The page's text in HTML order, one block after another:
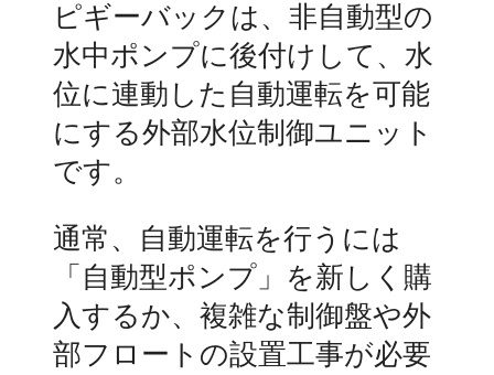
ピギーバックは、非自動型の
水中ポンプに後付けして、水
位に連動した自動運転を可能
にする外部水位制御ユニット
です。
通常、自動運転を行うには
「自動型ポンプ」を新しく購
入するか、複雑な制御盤や外
部フロートの設置工事が必要